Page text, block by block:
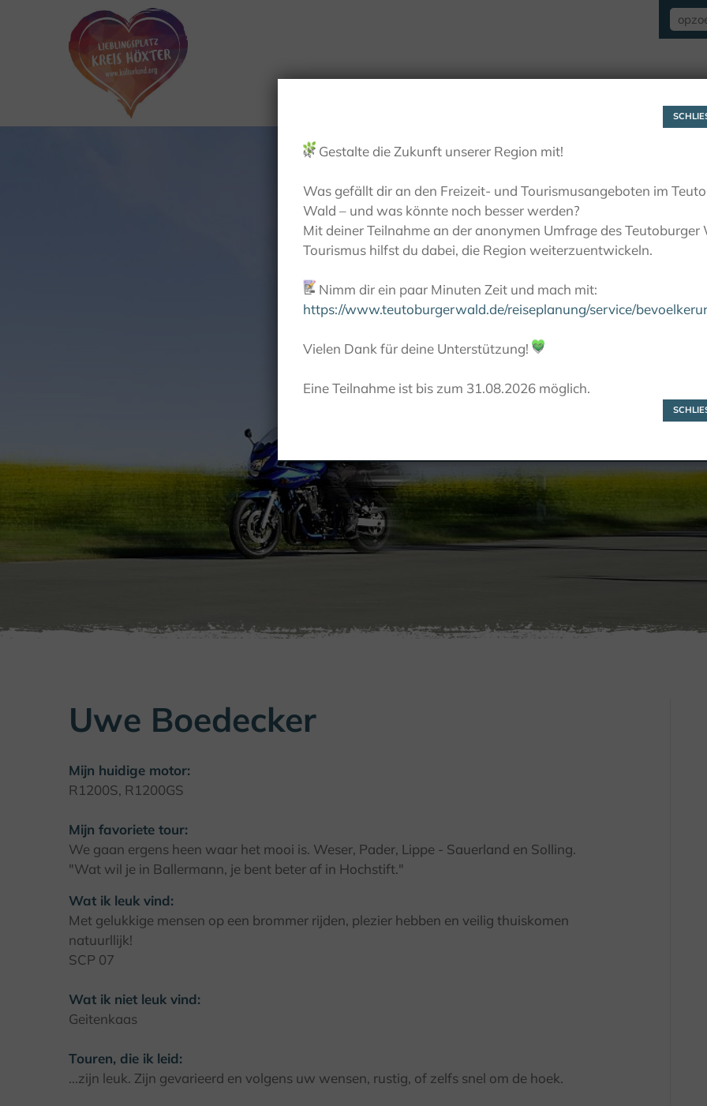
Uwe Boedecker
Uwe Boedecker
Mijn huidige motor:
R1200S, R1200GS
Mijn favoriete tour:
We gaan ergens heen waar het mooi is. Weser, Pader, Lippe - Sauerland en Solling.
"Wat wil je in Ballermann, je bent beter af in Hochstift."
Wat ik leuk vind:
Met gelukkige mensen op een brommer rijden, plezier hebben en veilig thuiskomen
natuurllijk!
SCP 07
Wat ik niet leuk vind:
Geitenkaas
Touren, die ik leid:
...zijn leuk. Zijn gevarieerd en volgens uw wensen, rustig, of zelfs snel om de hoek.
🌿 Gestalte die Zukunft unserer Region mit!
Was gefällt dir an den Freizeit- und Tourismusangeboten im
Wald – und was könnte noch besser werden?
Mit deiner Teilnahme an der anonymen Umfrage des Teutoburger
Tourismus hilfst du dabei, die Region weiterzuentwickeln.
📝 Nimm dir ein paar Minuten Zeit und mach mit:
https://www.teutoburgerwald.de/reiseplanung/service/
Vielen Dank für deine Unterstützung! 💚
Eine Teilnahme ist bis zum 31.08.2026 möglich.